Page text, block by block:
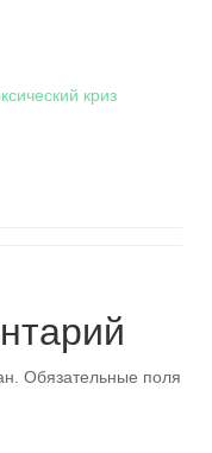
криз
Обязательные поля